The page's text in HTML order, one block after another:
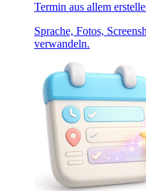
Termin aus allem
Sprache, Fotos,
verwandeln.